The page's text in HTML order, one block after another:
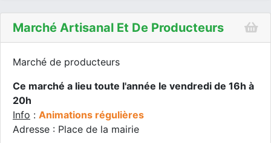
Marché Artisanal Et De Producteurs
Marché de producteurs
Ce marché a lieu toute l'année le vendredi de 16h à
20h
Info : Animations régulières
Adresse : Place de la mairie